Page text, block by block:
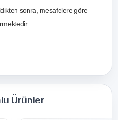
Ürünler
sonra, mesafelere göre